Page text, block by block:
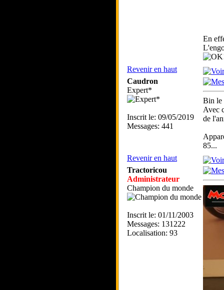
En
Revenir en haut
Caudron
Expert*
Inscrit le: 09/05/2019
Messages: 441
Bin le
Avec
de
85...
Revenir en haut
Tractoricou
Administrateur
Champion du monde
Inscrit le: 01/11/2003
Messages: 131222
Localisation: 93